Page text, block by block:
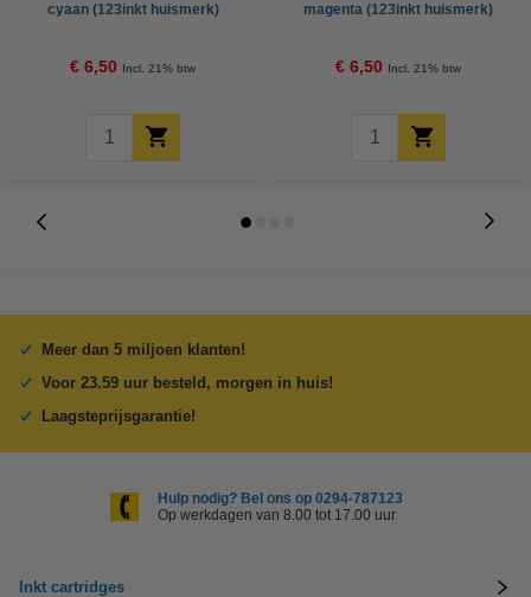
cyaan (123inkt huismerk)
€ 6,50 Incl. 21% btw
magenta (123inkt huismerk)
€ 6,50 Incl. 21% btw
Meer dan 5 miljoen klanten!
Voor 23.59 uur besteld, morgen in huis!
Laagsteprijsgarantie!
Hulp nodig? Bel ons op 0294-787123
Op werkdagen van 8.00 tot 17.00 uur
Inkt cartridges